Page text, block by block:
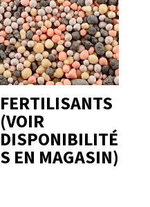
FERTILISANTS
(VOIR
DISPONIBILITÉ
S EN MAGASIN)